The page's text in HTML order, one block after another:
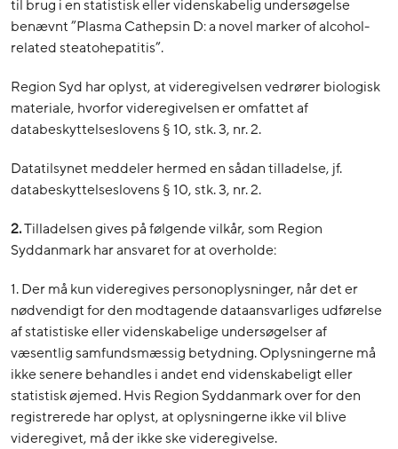
til brug i en statistisk eller videnskabelig undersøgelse
benævnt ”Plasma Cathepsin D: a novel marker of alcohol-
related steatohepatitis”.
Region Syd har oplyst, at videregivelsen vedrører biologisk
materiale, hvorfor videregivelsen er omfattet af
databeskyttelseslovens § 10, stk. 3, nr. 2.
Datatilsynet meddeler hermed en sådan tilladelse, jf.
databeskyttelseslovens § 10, stk. 3, nr. 2.
2.Tilladelsen gives på følgende vilkår, som Region
Syddanmark har ansvaret for at overholde:
1. Der må kun videregives personoplysninger, når det er
nødvendigt for den modtagende dataansvarliges udførelse
af statistiske eller videnskabelige undersøgelser af
væsentlig samfundsmæssig betydning. Oplysningerne må
ikke senere behandles i andet end videnskabeligt eller
statistisk øjemed. Hvis Region Syddanmark over for den
registrerede har oplyst, at oplysningerne ikke vil blive
videregivet, må der ikke ske videregivelse.